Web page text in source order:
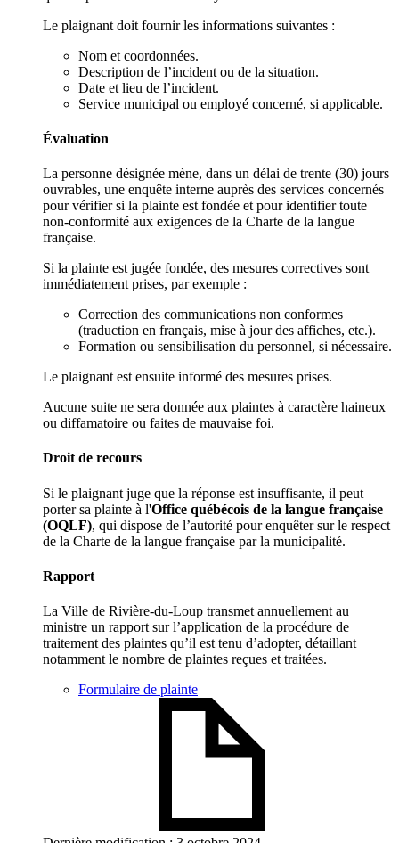
Le plaignant doit fournir les informations suivantes :
Nom et coordonnées.
Description de l’incident ou de la situation.
Date et lieu de l’incident.
Service municipal ou employé concerné, si applicable.
Évaluation
La personne désignée mène, dans un délai de trente (30) jours
ouvrables, une enquête interne auprès des services concernés
pour vérifier si la plainte est fondée et pour identifier toute
non-conformité aux exigences de la Charte de la langue
française.
Si la plainte est jugée fondée, des mesures correctives sont
immédiatement prises, par exemple :
Correction des communications non conformes
(traduction en français, mise à jour des affiches, etc.).
Formation ou sensibilisation du personnel, si nécessaire.
Le plaignant est ensuite informé des mesures prises.
Aucune suite ne sera donnée aux plaintes à caractère haineux
ou diffamatoire ou faites de mauvaise foi.
Droit de recours
Si le plaignant juge que la réponse est insuffisante, il peut
porter sa plainte à l'Office québécois de la langue française
(OQLF), qui dispose de l’autorité pour enquêter sur le respect
de la Charte de la langue française par la municipalité.
Rapport
La Ville de Rivière-du-Loup transmet annuellement au
ministre un rapport sur l’application de la procédure de
traitement des plaintes qu’il est tenu d’adopter, détaillant
notamment le nombre de plaintes reçues et traitées.
Formulaire de plainte